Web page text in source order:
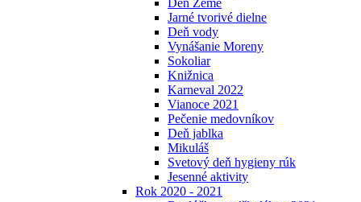
Deň Zeme
Jarné tvorivé dielne
Deň vody
Vynášanie Moreny
Sokoliar
Knižnica
Karneval 2022
Vianoce 2021
Pečenie medovníkov
Deň jablka
Mikuláš
Svetový deň hygieny rúk
Jesenné aktivity
Rok 2020 - 2021